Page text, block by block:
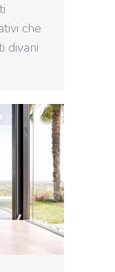
che
divani